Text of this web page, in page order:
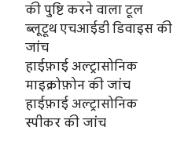
की पुष्टि करने वाला टूल
ब्लूटूथ एचआईडी डिवाइस की
जांच
हाईफ़ाई अल्ट्रासोनिक
माइक्रोफ़ोन की जांच
हाईफ़ाई अल्ट्रासोनिक
स्पीकर की जांच